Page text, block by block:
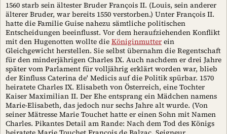
1560 starb sein ältester Bruder François II. (Louis, sein anderer
älterer Bruder, war bereits 1550 verstorben.) Unter François II.
hatte die Familie Guise nahezu sämtliche politischen
Entscheidungen beeinflusst. Vor dem heraufziehenden Konflikt
mit den Hugenotten wollte die Königinmutter ein
Gleichgewicht herstellen. Sie selbst übernahm die Regentschaft
für den minderjährigen Charles IX. Auch nachdem er drei Jahre
später vom Parlament für volljährig erklärt worden war, blieb
der Einfluss Caterina de' Medicis auf die Politik spürbar. 1570
heiratete Charles IX. Elisabeth von Österreich, eine Tochter
Kaiser Maximilian II. Der Ehe entsprang ein Mädchen namens
Marie-Elisabeth, das jedoch nur sechs Jahre alt wurde. (Von
seiner Mätresse Marie Touchet hatte er einen Sohn mit Namen
Charles. Pikantes Detail am Rande: Nach dem Tod des Königs